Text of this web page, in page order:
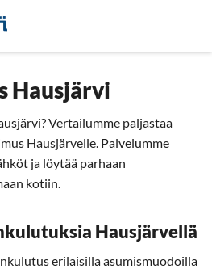
Hausjärvi
Vertailumme paljastaa
Hausjärvelle. Palvelumme
ja löytää parhaan
kotiin.
Hausjärvellä
erilaisilla asumismuodoilla